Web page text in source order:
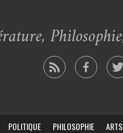
POLITIQUE PHILOSOPHIE ARTS